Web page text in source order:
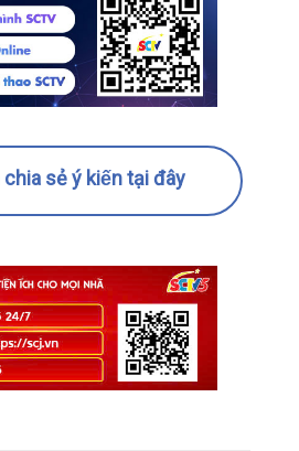
chia sẻ ý kiến tại đây